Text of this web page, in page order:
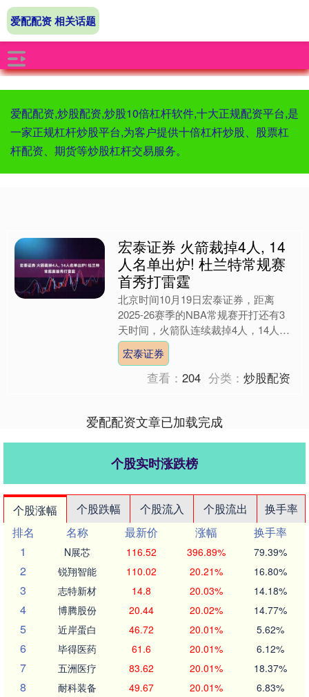
爱配配资,炒股配资,炒股10倍杠杆软件,十大正规配资平台,是
一家正规杠杆炒股平台,为客户提供十倍杠杆炒股、股票杠
杆配资、期货等炒股杠杆交易服务。
爱配配资 相关话题
宏泰证券 火箭裁掉4人, 14
人名单出炉! 杜兰特常规赛
首秀打雷霆
北京时间10月19日宏泰证券，距离
2025-26赛季的NBA常规赛开打还有3
天时间，火箭队连续裁掉4人，14人常
规轮换阵容已经新鲜出炉！ 据火箭官
方宣布宏泰证券....
宏泰证券
查看：204 分类：炒股配资
爱配配资文章已加载完成
个股实时涨跌榜
个股涨幅 个股跌幅 个股流入 个股流出
换手率
排名
名称 最新价 涨幅
换手率
1
N展芯 116.52 396.89% 79.39%
2 锐翔智能 110.02 20.21% 16.80%
3 志特新材 14.8 20.03% 14.18%
4 博腾股份 20.44 20.02% 14.77%
5 近岸蛋白 46.72 20.01% 5.62%
6 毕得医药 61.6 20.01% 6.12%
7 五洲医疗 83.62 20.01% 18.37%
8 耐科装备 49.67 20.01% 6.83%